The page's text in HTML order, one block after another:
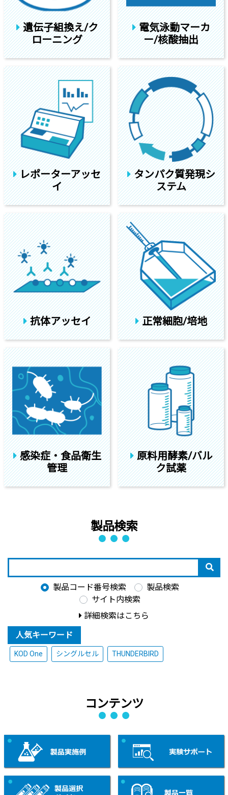
遺伝子組換え/ク
ローニング
電気泳動マーカ
ー/核酸抽出
レポーターアッセ
イ
タンパク質発現シ
ステム
抗体アッセイ 正常細胞/培地
感染症・食品衛生
管理
原料用酵素/バル
ク試薬
製品検索
製品コード番号検索
製品検索
サイト内検索
詳細検索はこちら
人気キーワード
KOD One シングルセル THUNDERBIRD
コンテンツ